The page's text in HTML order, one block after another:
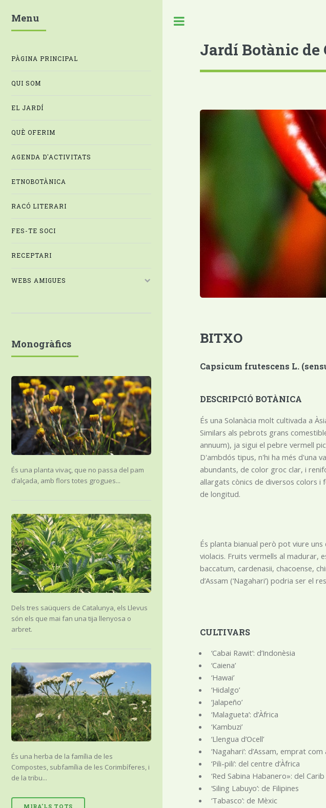
Jardí Botànic de
BITXO
Capsicum frutescens L.
DESCRIPCIÓ BOTÀNICA
És una Solanàcia molt cultivada a
Similars als pebrots grans
annuum), ja sigui el pebre vermell
D'ambdós tipus, n'hi ha més d'una
abundants, de color groc clar, i
allargats cònics de diversos colors i
de longitud.
És planta bianual però pot viure uns
violacis. Fruits vermells al madurar,
baccatum, cardenasii, chacoense,
d’Assam (‘Nagahari’) podria ser el
CULTIVARS
‘Cabai Rawit’: d’Indonèsia
‘Caiena’
‘Hawai’
‘Hidalgo’
‘Jalapeño’
‘Malagueta’: d’Àfrica
‘Kambuzi’
‘Llengua d’Ocell’
‘Nagahari’: d’Assam, emprat
‘Pili-pili’: del centre d’Àfrica
‘Red Sabina Habanero»: del Carib
‘Siling Labuyo’: de Filipines
‘Tabasco’: de Mèxic
Menu
PÀGINA PRINCIPAL
QUI SOM
EL JARDÍ
QUÈ OFERIM
AGENDA D'ACTIVITATS
ETNOBOTÀNICA
RACÓ LITERARI
FES-TE SOCI
RECEPTARI
WEBS AMIGUES
Monogràfics
És una planta vivaç, que no passa del pam
d’alçada, amb flors totes grogues...
Dels tres saüquers de Catalunya, els Llevus
són els que mai fan una tija llenyosa o
arbret.
És una herba de la família de les
Compostes, subfamília de les Corimbíferes, i
de la tribu...
MIRA'LS TOTS